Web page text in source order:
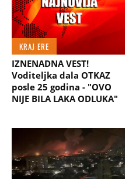
KRAJ ERE
IZNENADNA VEST!
Voditeljka dala OTKAZ
posle 25 godina - "OVO
NIJE BILA LAKA ODLUKA"